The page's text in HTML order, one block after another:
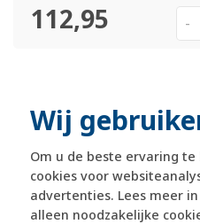
Wij
Om u de beste ervaring
cookies voor
advertenties. Lees meer
alleen noodzakelijke
112,95 -
365 dagen
veilig kopen met